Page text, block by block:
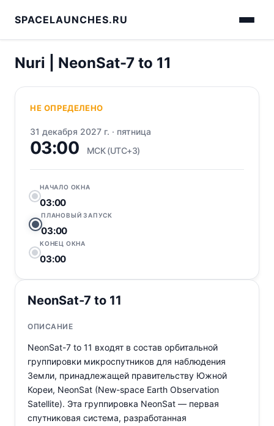
SPACELAUNCHES.RU
Nuri | NeonSat-7 to 11
НЕ ОПРЕДЕЛЕНО
31 декабря 2027 г. · пятница
03:00 МСК (UTC+3)
НАЧАЛО ОКНА
03:00
ПЛАНОВЫЙ ЗАПУСК
03:00
КОНЕЦ ОКНА
03:00
NeonSat-7 to 11
ОПИСАНИЕ
NeonSat-7 to 11 входят в состав орбитальной
группировки микроспутников для наблюдения
Земли, принадлежащей правительству Южной
Кореи, NeonSat (New-space Earth Observation
Satellite). Эта группировка NeonSat — первая
спутниковая система, разработанная